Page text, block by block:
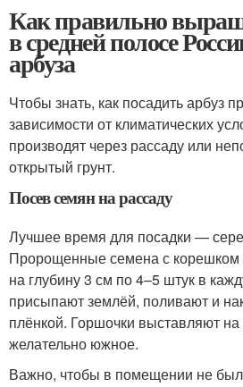
Как правильно
в средней полосе
арбуза
Чтобы знать, как посадить арбуз
зависимости от климатических
производят через рассаду или
открытый грунт.
Посев семян на рассаду
Лучшее время для посадки —
Пророщенные семена с
на глубину 3 см по 4–5 штук в
присыпают землёй, поливают и
плёнкой. Горшочки выставляют
желательно южное.
Важно, чтобы в помещении не